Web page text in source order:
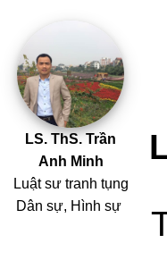
LS. ThS. Trần
Anh Minh
Luật sư tranh tụng
Dân sự, Hình sự